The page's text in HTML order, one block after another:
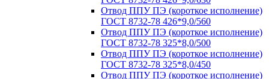
Отвод ППУ ПЭ (короткое исполнение)
ГОСТ 8732-78 426*9,0/560
Отвод ППУ ПЭ (короткое исполнение)
ГОСТ 8732-78 325*8,0/500
Отвод ППУ ПЭ (короткое исполнение)
ГОСТ 8732-78 325*8,0/450
Отвод ППУ ПЭ (короткое исполнение)